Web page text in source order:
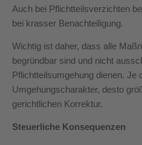
Auch bei Pflichtteilsverzichten
bei krasser Benachteiligung.
Wichtig ist daher, dass alle
begründbar sind und nicht
Pflichtteilsumgehung dienen. Je
Umgehungscharakter, desto
gerichtlichen Korrektur.
Steuerliche Konsequenzen